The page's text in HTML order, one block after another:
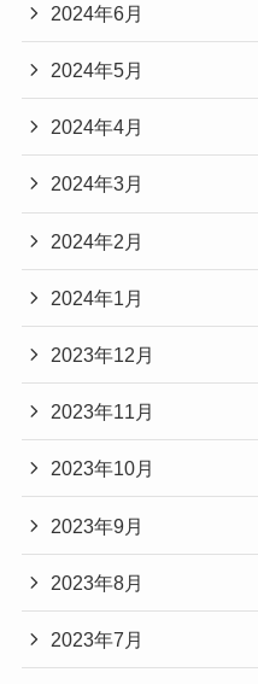
2024年6月
2024年5月
2024年4月
2024年3月
2024年2月
2024年1月
2023年12月
2023年11月
2023年10月
2023年9月
2023年8月
2023年7月